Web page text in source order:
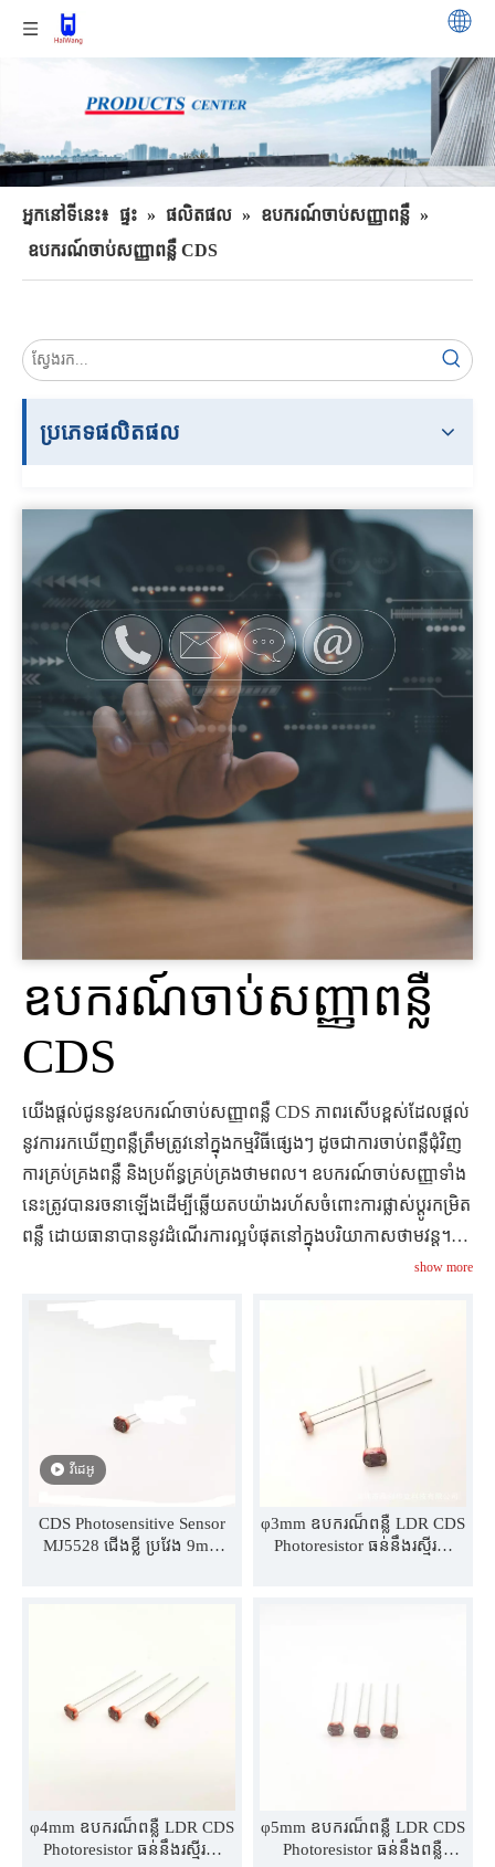
អ្នកនៅទីនេះ៖ ផ្ទះ » ផលិតផល » ឧបករណ៍ចាប់សញ្ញាពន្លឺ »
ឧបករណ៍ចាប់សញ្ញាពន្លឺ CDS
ប្រភេទផលិតផល
ឧបករណ៍ចាប់សញ្ញាពន្លឺ
CDS
យើងផ្តល់ជូននូវឧបករណ៍ចាប់សញ្ញាពន្លឺ CDS ភាពរសើបខ្ពស់ដែលផ្តល់
នូវការរកឃើញពន្លឺត្រឹមត្រូវនៅក្នុងកម្មវិធីផ្សេងៗ ដូចជាការចាប់ពន្លឺជុំវិញ
ការគ្រប់គ្រងពន្លឺ និងប្រព័ន្ធគ្រប់គ្រងថាមពល។ ឧបករណ៍ចាប់សញ្ញាទាំង
នេះត្រូវបានរចនាឡើងដើម្បីឆ្លើយតបយ៉ាងរហ័សចំពោះការផ្លាស់ប្តូរកម្រិត
ពន្លឺ ដោយធានាបាននូវដំណើរការល្អបំផុតនៅក្នុងបរិយាកាសថាមវន្ត។
ឧបករណ៍ចាប់សញ្ញាពន្លឺ CDS របស់យើងមាននៅក្នុងការកំណត់រចនា
តាមតម្រូវការជាក់លាក់របស់អ្នក។ ស្វែងយល់ពីរបៀបដែលឧបករណ៍ចាប់
show more
វីដេអូ
CDS Photosensitive Sensor
MJ5528 ជើងខ្លី ប្រវែង 9mm
φ3mm ឧបករណ៏ពន្លឺ LDR CDS
Photoresistor ធន់នឹងរស្មីរស្មី
φ4mm ឧបករណ៏ពន្លឺ LDR CDS
Photoresistor ធន់នឹងរស្មីរស្មី
φ5mm ឧបករណ៏ពន្លឺ LDR CDS
Photoresistor ធន់នឹងពន្លឺ